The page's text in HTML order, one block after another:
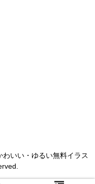
いい・ゆるい無料イラス